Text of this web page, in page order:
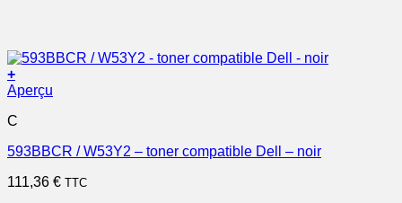
+
Aperçu
C
593BBCR / W53Y2 – toner compatible Dell – noir
111,36 € TTC